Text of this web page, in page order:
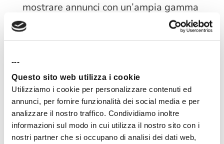
---
Questo sito web utilizza i cookie
Utilizziamo i cookie per personalizzare contenuti ed
annunci, per fornire funzionalità dei social media e per
analizzare il nostro traffico. Condividiamo inoltre
informazioni sul modo in cui utilizza il nostro sito con i
nostri partner che si occupano di analisi dei dati web,
mostrare annunci con un’ampia gamma
di
: immagini singole,
formati sono pensati per integrarsi nel
feed social in modo nativo e
coinvolgente.